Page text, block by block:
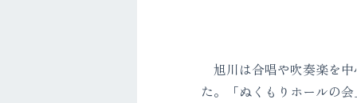
旭川は合唱や吹奏楽を
た。「ぬくもりホールの